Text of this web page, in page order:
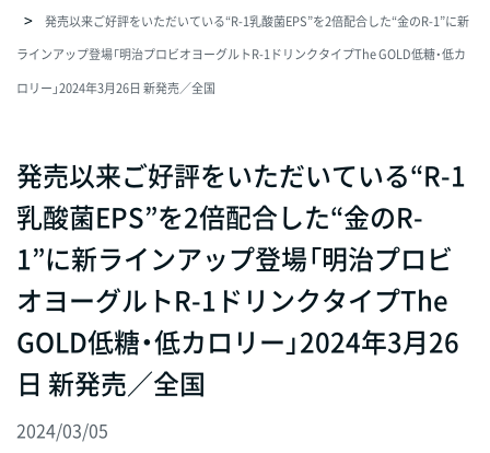
発売以来ご好評をいただいている“R-1乳酸菌EPS”を2倍配合した“金のR-1”に新
ラインアップ登場「明治プロビオヨーグルトR-1ドリンクタイプThe GOLD低糖・低カ
ロリー」2024年3月26日 新発売／全国
発売以来ご好評をいただいている“R-1
乳酸菌EPS”を2倍配合した“金のR-
1”に新ラインアップ登場「明治プロビ
オヨーグルトR-1ドリンクタイプThe
GOLD低糖・低カロリー」2024年3月26
日 新発売／全国
2024/03/05